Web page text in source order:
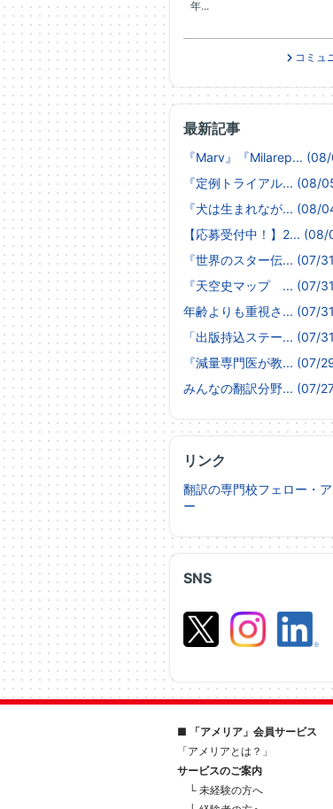
SNS
最新記事
『Marv』『Milarep...
『定例トライアル... (08/
『犬は生まれなが... (08/
【応募受付中！】2... (08/
『世界のスター伝... (07/
『天空史マップ ... (07/
年齢よりも重視さ... (07/
「出版持込ステー... (07/
『減量専門医が教... (07/
みんなの翻訳分野... (07/
リンク
翻訳の専門校フェロー・ア
ー
年...
コミュ
■ 「アメリア」会員サービス
「アメリアとは？」
サービスのご案内
└ 未経験の方へ